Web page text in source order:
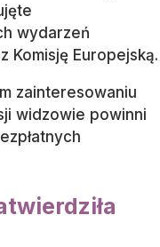
wydarzeń
Europejską.
zainteresowaniu
widzowie powinni